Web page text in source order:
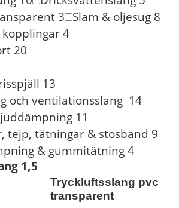
3 Slam & oljesug 8
4
20
13
och ventilationsslang 14
11
tejp, tätningar & stosband 9
& gummitätning4
Tryckluftsslang pvc
transparent